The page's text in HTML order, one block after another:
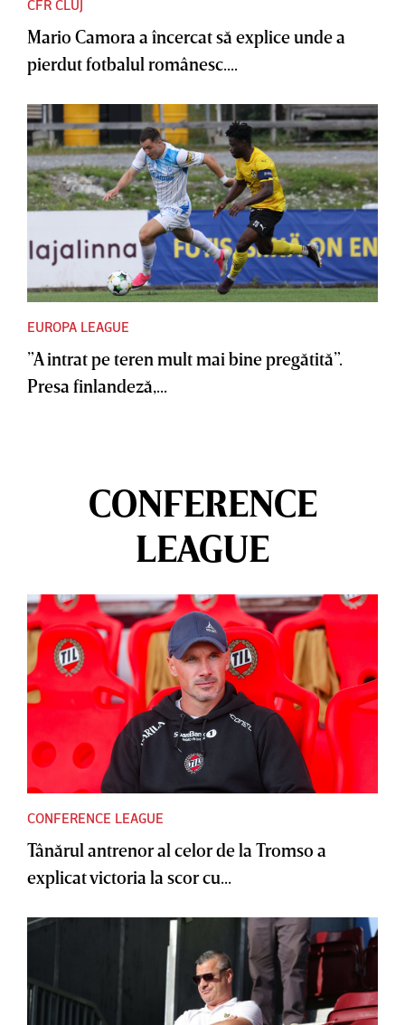
CFR CLUJ
Mario Camora a încercat să explice unde a
pierdut fotbalul românesc....
EUROPA LEAGUE
”A intrat pe teren mult mai bine pregătită”.
Presa finlandeză,...
CONFERENCE
LEAGUE
CONFERENCE LEAGUE
Tânărul antrenor al celor de la Tromso a
explicat victoria la scor cu...